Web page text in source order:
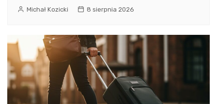
Michał Kozicki 8 sierpnia 2026